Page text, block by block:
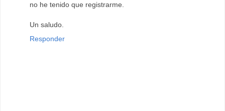
no he tenido que registrarme.
Un saludo.
Responder